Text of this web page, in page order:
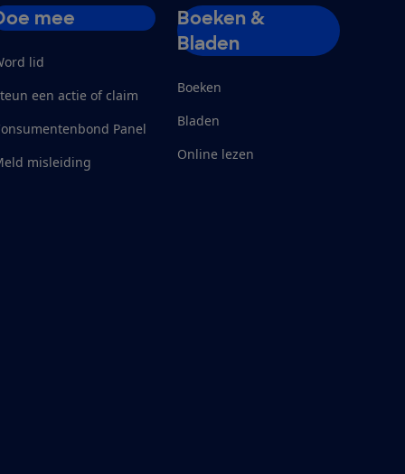
mee
lid
een actie of claim
Panel
misleiding
Boeken &
Bladen
Boeken
Bladen
Online lezen